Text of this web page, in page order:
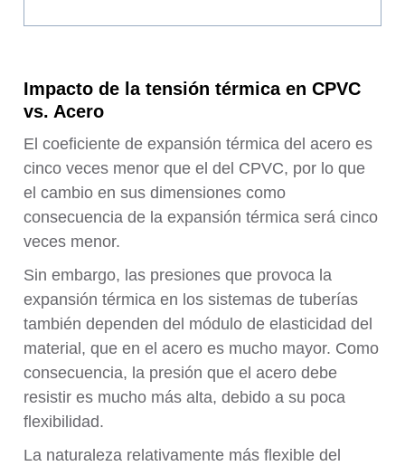
Impacto de la tensión térmica en CPVC
vs. Acero
El coeficiente de expansión térmica del acero es
cinco veces menor que el del CPVC, por lo que
el cambio en sus dimensiones como
consecuencia de la expansión térmica será cinco
veces menor.
Sin embargo, las presiones que provoca la
expansión térmica en los sistemas de tuberías
también dependen del módulo de elasticidad del
material, que en el acero es mucho mayor. Como
consecuencia, la presión que el acero debe
resistir es mucho más alta, debido a su poca
flexibilidad.
La naturaleza relativamente más flexible del